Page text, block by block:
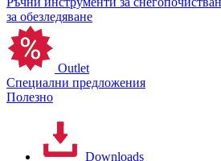
за обезледяване
Outlet
Специални предложения
Полезно
Downloads